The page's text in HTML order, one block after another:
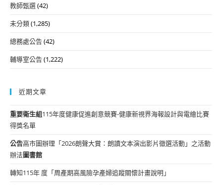
教師甄選(42)
未分類(1,285)
總務處公告(42)
輔導室公告(1,222)
近期文章
重要衛生組115年度健康促進創意競賽-健康新視界海報設計與電繪比賽
得獎名單
公告高市圖辦理「2026朗聲大賞：朗讀文本演出影片徵選活動」之活動
辦法圖書館
轉知115年 度「周產期高風險孕產婦追蹤關懷計畫說明」